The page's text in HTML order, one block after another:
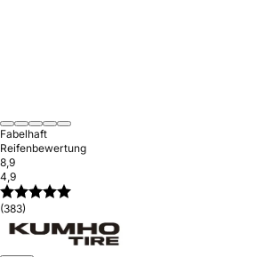
Fabelhaft
Reifenbewertung
8,9
4,9
(383)